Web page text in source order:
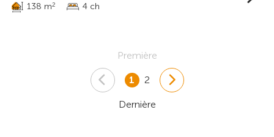
138 m2 4 ch
Première
1 2
Dernière